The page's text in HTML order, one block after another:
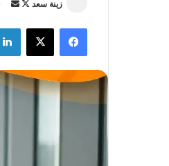
زينة سعد
ت
ع
ع
ل
س
ل
ب
ر
فيسبوك